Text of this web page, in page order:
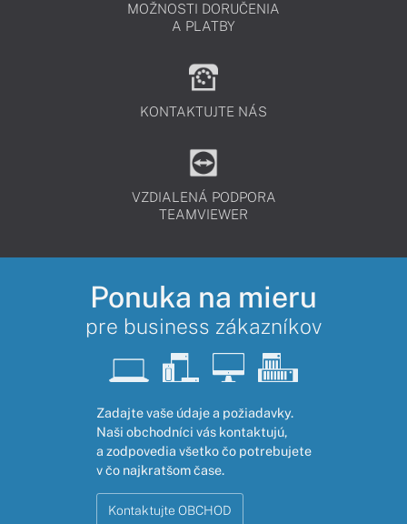
MOŽNOSTI DORUČENIA
A PLATBY
KONTAKTUJTE NÁS
VZDIALENÁ PODPORA
TEAMVIEWER
Ponuka na mieru
pre business zákazníkov
Zadajte vaše údaje a požiadavky.
Naši obchodníci vás kontaktujú,
a zodpovedia všetko čo potrebujete
v čo najkratšom čase.
Kontaktujte OBCHOD